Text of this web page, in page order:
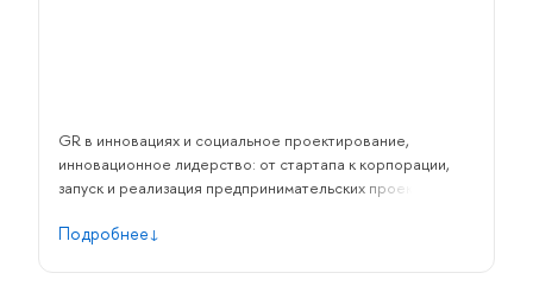
GR в инновациях и социальное проектирование,
инновационное лидерство: от стартапа к корпорации,
запуск и реализация предпринимательских проектов в
инновации и стратегическое развитие компании,
Подробнее